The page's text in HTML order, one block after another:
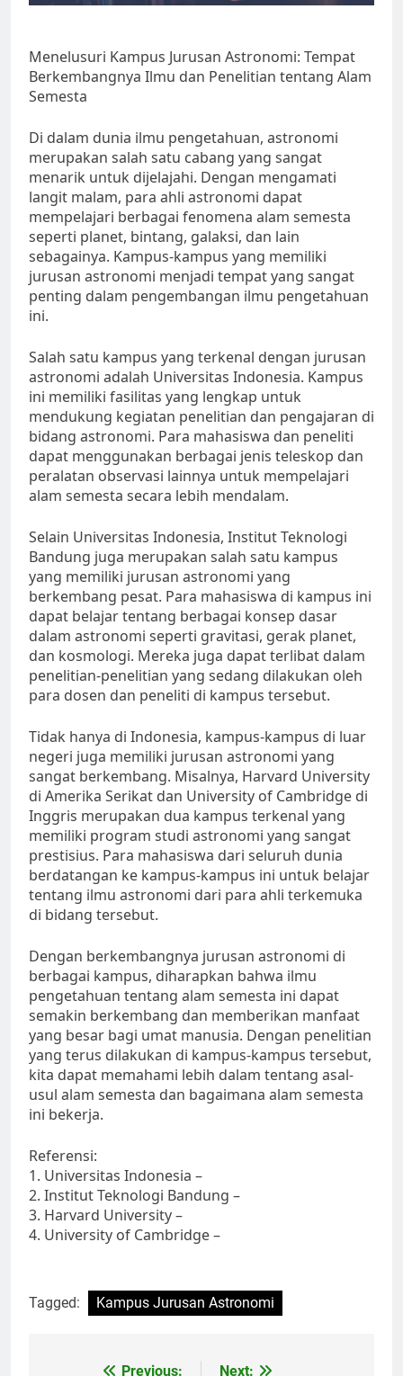
Menelusuri Kampus Jurusan Astronomi: Tempat
Berkembangnya Ilmu dan Penelitian tentang Alam
Semesta
Di dalam dunia ilmu pengetahuan, astronomi
merupakan salah satu cabang yang sangat
menarik untuk dijelajahi. Dengan mengamati
langit malam, para ahli astronomi dapat
mempelajari berbagai fenomena alam semesta
seperti planet, bintang, galaksi, dan lain
sebagainya. Kampus-kampus yang memiliki
jurusan astronomi menjadi tempat yang sangat
penting dalam pengembangan ilmu pengetahuan
ini.
Salah satu kampus yang terkenal dengan jurusan
astronomi adalah Universitas Indonesia. Kampus
ini memiliki fasilitas yang lengkap untuk
mendukung kegiatan penelitian dan pengajaran di
bidang astronomi. Para mahasiswa dan peneliti
dapat menggunakan berbagai jenis teleskop dan
peralatan observasi lainnya untuk mempelajari
alam semesta secara lebih mendalam.
Selain Universitas Indonesia, Institut Teknologi
Bandung juga merupakan salah satu kampus
yang memiliki jurusan astronomi yang
berkembang pesat. Para mahasiswa di kampus ini
dapat belajar tentang berbagai konsep dasar
dalam astronomi seperti gravitasi, gerak planet,
dan kosmologi. Mereka juga dapat terlibat dalam
penelitian-penelitian yang sedang dilakukan oleh
para dosen dan peneliti di kampus tersebut.
Tidak hanya di Indonesia, kampus-kampus di luar
negeri juga memiliki jurusan astronomi yang
sangat berkembang. Misalnya, Harvard University
di Amerika Serikat dan University of Cambridge di
Inggris merupakan dua kampus terkenal yang
memiliki program studi astronomi yang sangat
prestisius. Para mahasiswa dari seluruh dunia
berdatangan ke kampus-kampus ini untuk belajar
tentang ilmu astronomi dari para ahli terkemuka
di bidang tersebut.
Dengan berkembangnya jurusan astronomi di
berbagai kampus, diharapkan bahwa ilmu
pengetahuan tentang alam semesta ini dapat
semakin berkembang dan memberikan manfaat
yang besar bagi umat manusia. Dengan penelitian
yang terus dilakukan di kampus-kampus tersebut,
kita dapat memahami lebih dalam tentang asal-
usul alam semesta dan bagaimana alam semesta
ini bekerja.
Referensi:
1. Universitas Indonesia –
2. Institut Teknologi Bandung –
3. Harvard University –
4. University of Cambridge –
Tagged: Kampus Jurusan Astronomi
Previous: Next: